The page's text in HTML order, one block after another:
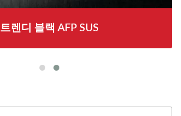
트렌디 블랙 AFP SUS